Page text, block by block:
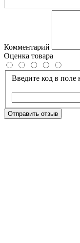
Комментарий
Оценка товара
Введите код в поле
Отправить отзыв